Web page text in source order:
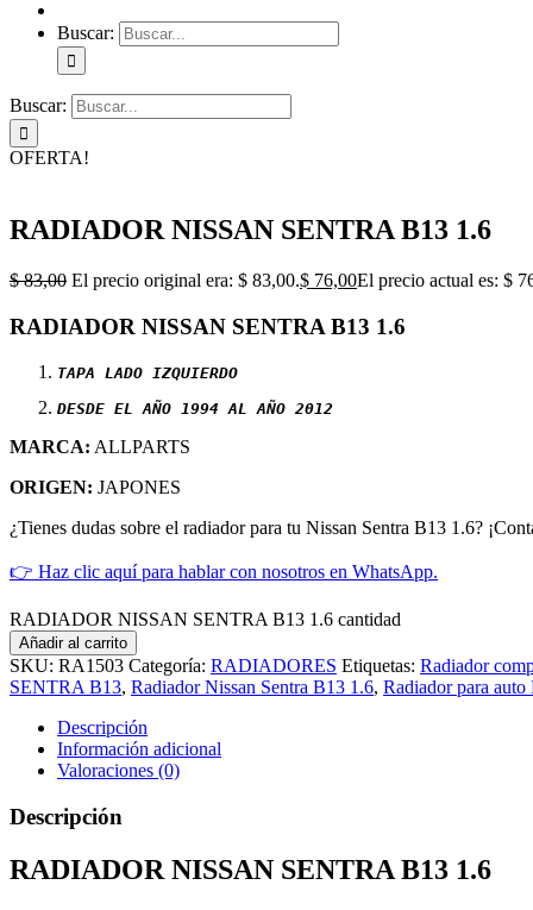
Buscar:
Buscar:
OFERTA!
RADIADOR NISSAN SENTRA B13 1.6
$83,00 El precio original era: $ 83,00.$ 76,00El precio actual es: $
RADIADOR NISSAN SENTRA B13 1.6
TAPA LADO IZQUIERDO
DESDE EL AÑO 1994 AL AÑO 2012
MARCA: ALLPARTS
ORIGEN: JAPONES
¿Tienes dudas sobre el radiador para tu Nissan Sentra B13 1.6?
👉 Haz clic aquí para hablar con nosotros en WhatsApp.
RADIADOR NISSAN SENTRA B13 1.6 cantidad
Añadir al carrito
SKU: RA1503 Categoría: RADIADORES Etiquetas: Radiador
SENTRA B13, Radiador Nissan Sentra B13 1.6, Radiador para auto
Descripción
Información adicional
Valoraciones (0)
Descripción
RADIADOR NISSAN SENTRA B13 1.6